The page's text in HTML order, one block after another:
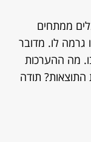
ממתחים
לו. מדובר
מה ההערכות
התוצאות? תודה